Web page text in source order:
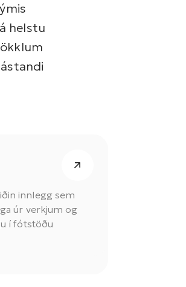
helstu
innlegg sem
úr verkjum og
í fótstöðu